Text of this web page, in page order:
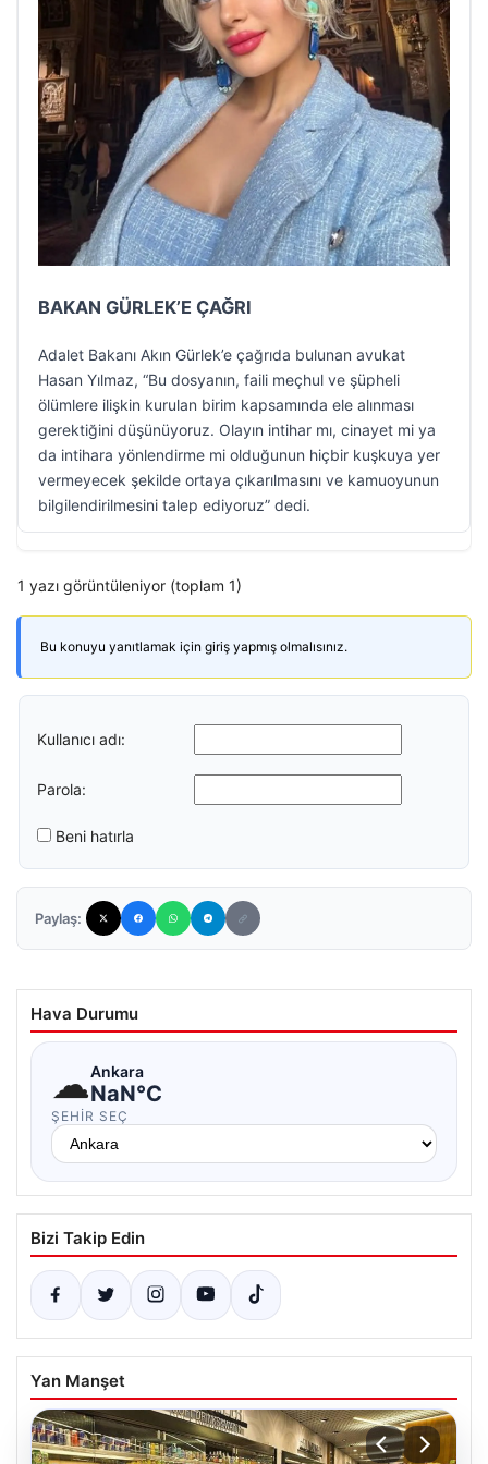
BAKAN GÜRLEK’E ÇAĞRI
Adalet Bakanı Akın Gürlek’e çağrıda bulunan avukat
Hasan Yılmaz, “Bu dosyanın, faili meçhul ve şüpheli
ölümlere ilişkin kurulan birim kapsamında ele alınması
gerektiğini düşünüyoruz. Olayın intihar mı, cinayet mi ya
da intihara yönlendirme mi olduğunun hiçbir kuşkuya yer
vermeyecek şekilde ortaya çıkarılmasını ve kamuoyunun
bilgilendirilmesini talep ediyoruz” dedi.
1 yazı görüntüleniyor (toplam 1)
Bu konuyu yanıtlamak için giriş yapmış olmalısınız.
Kullanıcı adı:
Parola:
Beni hatırla
Paylaş:
Hava Durumu
☁Ankara
NaN°C
ŞEHIR SEÇ
Bizi Takip Edin
Yan Manşet